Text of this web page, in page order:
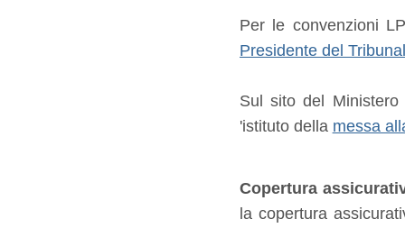
Per le convenzioni
Presidente del
Sul sito del
'istituto della messa
Copertura
la copertura